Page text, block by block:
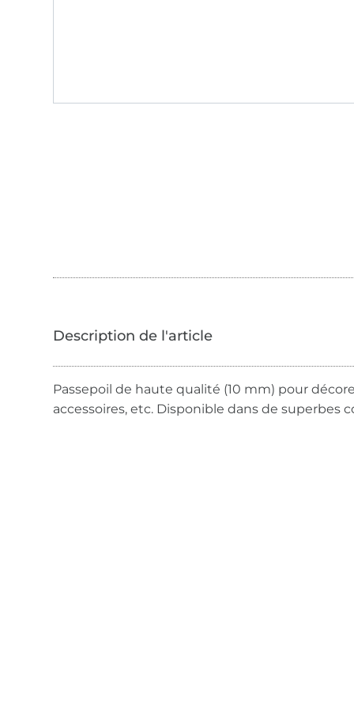
Passepoil de haute qualité (10 mm) pour
accessoires, etc. Disponible dans de superbes